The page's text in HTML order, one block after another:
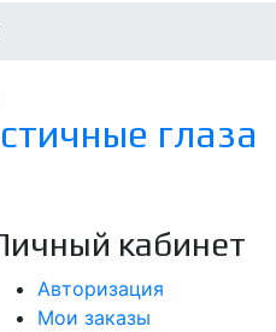
глаза
кабинет
Авторизация
Мои заказы